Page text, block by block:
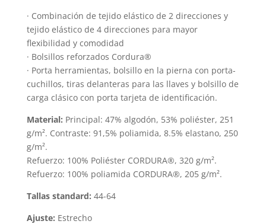
la
página
de
producto
· Combinación de tejido elástico de 2 direcciones y
tejido elástico de 4 direcciones para mayor
flexibilidad y comodidad
· Bolsillos reforzados Cordura®
· Porta herramientas, bolsillo en la pierna con porta-
cuchillos, tiras delanteras para las llaves y bolsillo de
carga clásico con porta tarjeta de identificación.
Material: Principal: 47% algodón, 53% poliéster, 251
g/m². Contraste: 91,5% poliamida, 8.5% elastano, 250
g/m².
Refuerzo: 100% Poliéster CORDURA®, 320 g/m².
Refuerzo: 100% poliamida CORDURA®, 205 g/m².
Tallas standard: 44-64
Ajuste: Estrecho